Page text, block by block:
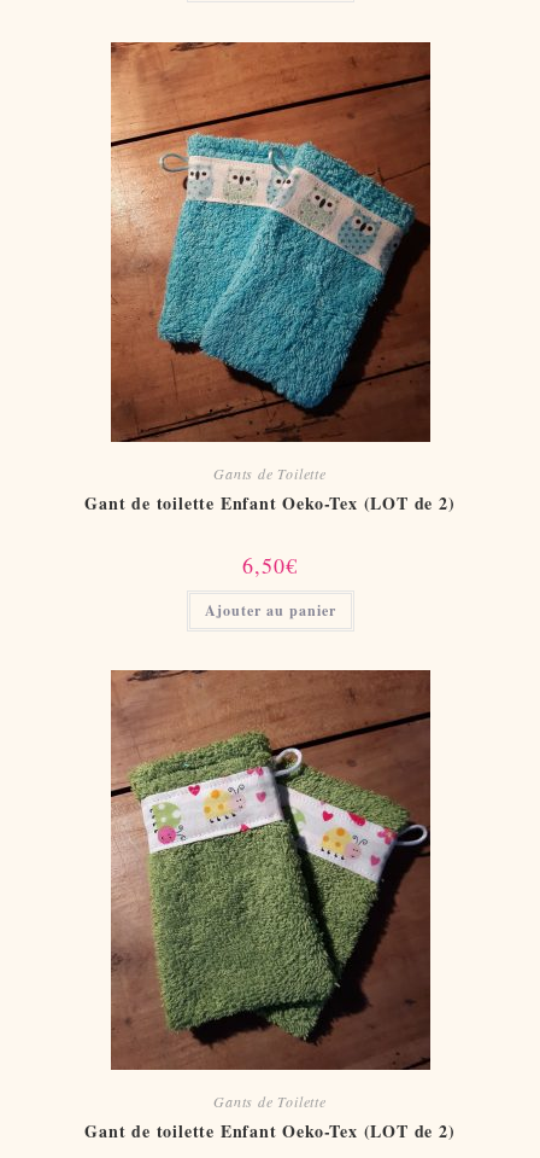
Gants de Toilette
Gant de toilette Enfant Oeko-Tex (LOT de 2)
6,50€
Ajouter au panier
Gants de Toilette
Gant de toilette Enfant Oeko-Tex (LOT de 2)